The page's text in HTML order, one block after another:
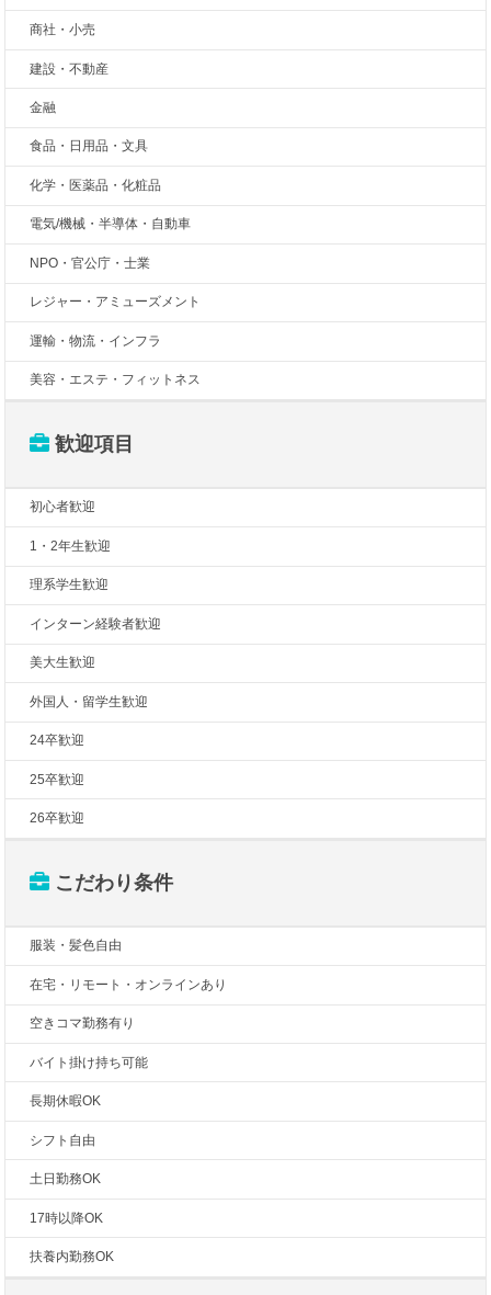
商社・小売
建設・不動産
金融
食品・日用品・文具
化学・医薬品・化粧品
電気/機械・半導体・自動車
NPO・官公庁・士業
レジャー・アミューズメント
運輸・物流・インフラ
美容・エステ・フィットネス
歓迎項目
初心者歓迎
1・2年生歓迎
理系学生歓迎
インターン経験者歓迎
美大生歓迎
外国人・留学生歓迎
24卒歓迎
25卒歓迎
26卒歓迎
こだわり条件
服装・髪色自由
在宅・リモート・オンラインあり
空きコマ勤務有り
バイト掛け持ち可能
長期休暇OK
シフト自由
土日勤務OK
17時以降OK
扶養内勤務OK